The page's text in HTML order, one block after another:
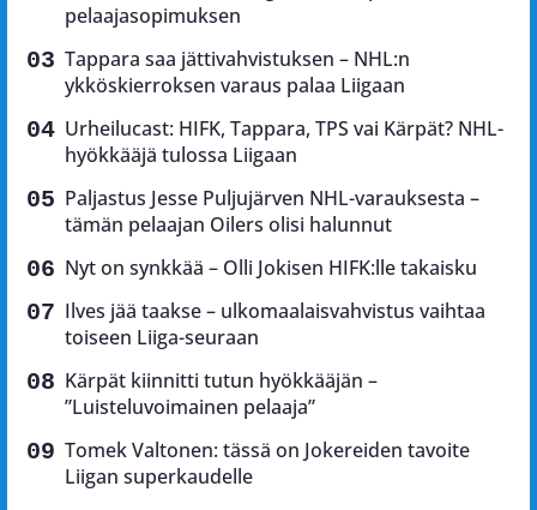
pelaajasopimuksen
Tappara saa jättivahvistuksen – NHL:n
ykköskierroksen varaus palaa Liigaan
Urheilucast: HIFK, Tappara, TPS vai Kärpät? NHL-
hyökkääjä tulossa Liigaan
Paljastus Jesse Puljujärven NHL-varauksesta –
tämän pelaajan Oilers olisi halunnut
Nyt on synkkää – Olli Jokisen HIFK:lle takaisku
Ilves jää taakse – ulkomaalaisvahvistus vaihtaa
toiseen Liiga-seuraan
Kärpät kiinnitti tutun hyökkääjän –
”Luisteluvoimainen pelaaja”
Tomek Valtonen: tässä on Jokereiden tavoite
Liigan superkaudelle